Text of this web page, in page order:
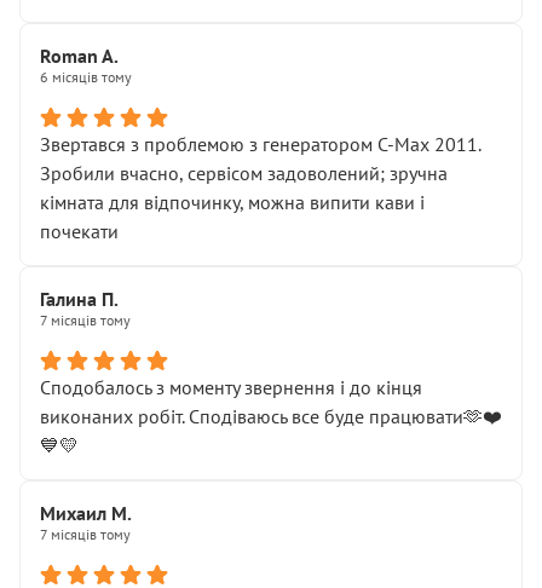
Roman A.
6 місяців тому
Звертався з проблемою з генератором C-Max 2011.
Зробили вчасно, сервісом задоволений; зручна
кімната для відпочинку, можна випити кави і
почекати
Галина П.
7 місяців тому
Сподобалось з моменту звернення і до кінця
виконаних робіт. Сподіваюсь все буде працювати🫶❤️
💙💛
Михаил М.
7 місяців тому